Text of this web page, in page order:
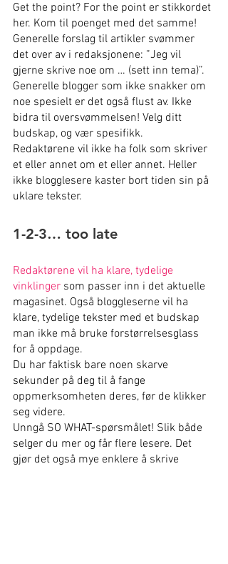
Get the point? For the point er stikkordet
her. Kom til poenget med det samme!
Generelle forslag til artikler svømmer
det over av i redaksjonene: ”Jeg vil
gjerne skrive noe om … (sett inn tema)”.
Generelle blogger som ikke snakker om
noe spesielt er det også flust av. Ikke
bidra til oversvømmelsen! Velg ditt
budskap, og vær spesifikk.
Redaktørene vil ikke ha folk som skriver
et eller annet om et eller annet. Heller
ikke blogglesere kaster bort tiden sin på
uklare tekster.
1-2-3… too late
Redaktørene vil ha klare, tydelige
vinklinger som passer inn i det aktuelle
magasinet. Også bloggleserne vil ha
klare, tydelige tekster med et budskap
man ikke må bruke forstørrelsesglass
for å oppdage.
Du har faktisk bare noen skarve
sekunder på deg til å fange
oppmerksomheten deres, før de klikker
seg videre.
Unngå SO WHAT-spørsmålet! Slik både
selger du mer og får flere lesere. Det
gjør det også mye enklere å skrive